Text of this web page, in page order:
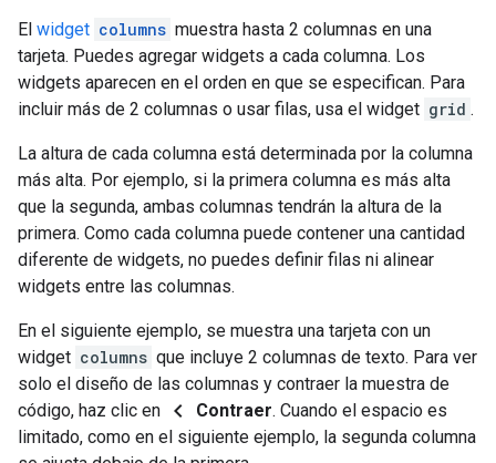
El widget columns muestra hasta 2 columnas en una
tarjeta. Puedes agregar widgets a cada columna. Los
widgets aparecen en el orden en que se especifican. Para
incluir más de 2 columnas o usar filas, usa el widget grid .
La altura de cada columna está determinada por la columna
más alta. Por ejemplo, si la primera columna es más alta
que la segunda, ambas columnas tendrán la altura de la
primera. Como cada columna puede contener una cantidad
diferente de widgets, no puedes definir filas ni alinear
widgets entre las columnas.
En el siguiente ejemplo, se muestra una tarjeta con un
widget columns que incluye 2 columnas de texto. Para ver
solo el diseño de las columnas y contraer la muestra de
código, haz clic en
chevron_left Contraer. Cuando el espacio es
limitado, como en el siguiente ejemplo, la segunda columna